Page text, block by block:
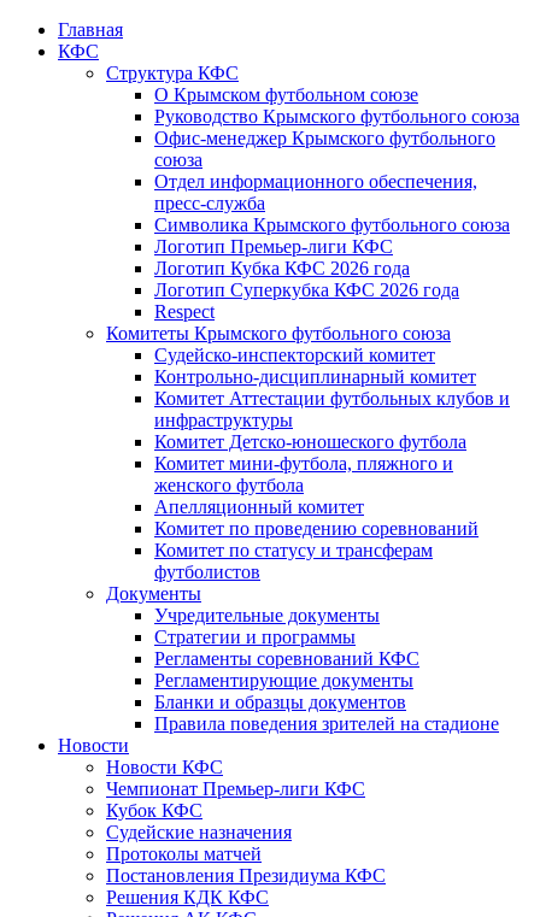
Главная
КФС
Структура КФС
О Крымском футбольном союзе
Руководство Крымского футбольного союза
Офис-менеджер Крымского футбольного
союза
Отдел информационного обеспечения,
пресс-служба
Символика Крымского футбольного союза
Логотип Премьер-лиги КФС
Логотип Кубка КФС 2026 года
Логотип Суперкубка КФС 2026 года
Respect
Комитеты Крымского футбольного союза
Судейско-инспекторский комитет
Контрольно-дисциплинарный комитет
Комитет Аттестации футбольных клубов и
инфраструктуры
Комитет Детско-юношеского футбола
Комитет мини-футбола, пляжного и
женского футбола
Апелляционный комитет
Комитет по проведению соревнований
Комитет по статусу и трансферам
футболистов
Документы
Учредительные документы
Стратегии и программы
Регламенты соревнований КФС
Регламентирующие документы
Бланки и образцы документов
Правила поведения зрителей на стадионе
Новости
Новости КФС
Чемпионат Премьер-лиги КФС
Кубок КФС
Судейские назначения
Протоколы матчей
Постановления Президиума КФС
Решения КДК КФС